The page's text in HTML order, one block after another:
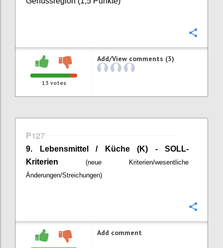
13 votes
Add/View comments (3)
P127
9. Lebensmittel / Küche (K) - SOLL-
Kriterien (neue Kriterien/wesentliche
Änderungen/Streichungen)
Add comment